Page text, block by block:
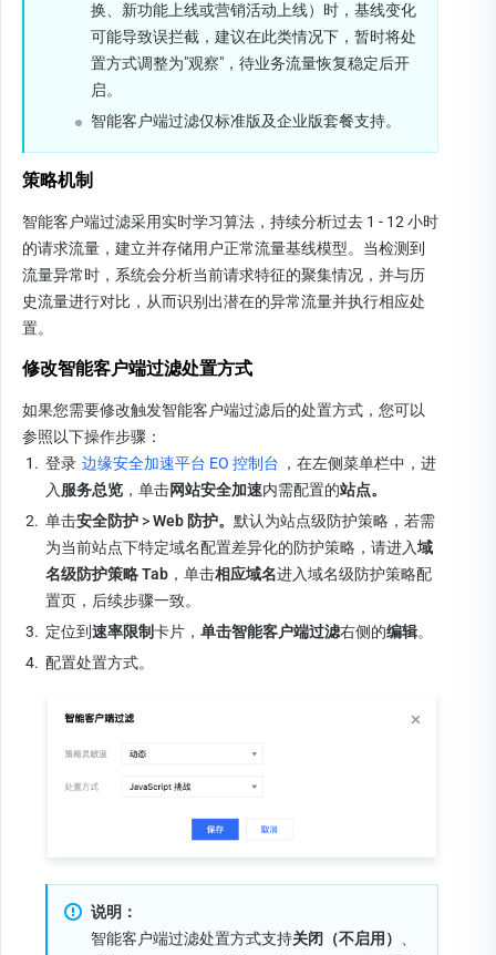
换、新功能上线或营销活动上线）时，基线变化
可能导致误拦截，建议在此类情况下，暂时将处
置方式调整为"观察"，待业务流量恢复稳定后开
启。
智能客户端过滤仅标准版及企业版套餐支持。
策略机制
智能客户端过滤采用实时学习算法，持续分析过去 1 - 12 小时
的请求流量，建立并存储用户正常流量基线模型。当检测到
流量异常时，系统会分析当前请求特征的聚集情况，并与历
史流量进行对比，从而识别出潜在的异常流量并执行相应处
置。
修改智能客户端过滤处置方式
如果您需要修改触发智能客户端过滤后的处置方式，您可以
参照以下操作步骤：
1. 登录 边缘安全加速平台 EO 控制台 ，在左侧菜单栏中，进
入服务总览 ，单击网站安全加速内需配置的站点。
2. 单击安全防护 > Web 防护。 默认为站点级防护策略，若需
为当前站点下特定域名配置差异化的防护策略，请进入域
名级防护策略 Tab ，单击相应域名进入域名级防护策略配
置页，后续步骤一致。
3. 定位到速率限制卡片， 单击智能客户端过滤右侧的编辑。
4. 配置处置方式。
说明：
智能客户端过滤处置方式支持关闭（不启用）